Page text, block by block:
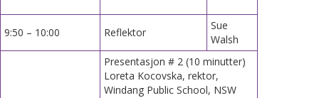
9:50 – 10:00 Reflektor
Sue
Walsh
Presentasjon # 2 (10 minutter)
Loreta Kocovska, rektor,
Windang Public School, NSW